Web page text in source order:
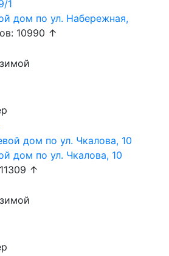
дом по ул. Набережная,
10990 ↑
дом по ул. Чкалова, 10
↑